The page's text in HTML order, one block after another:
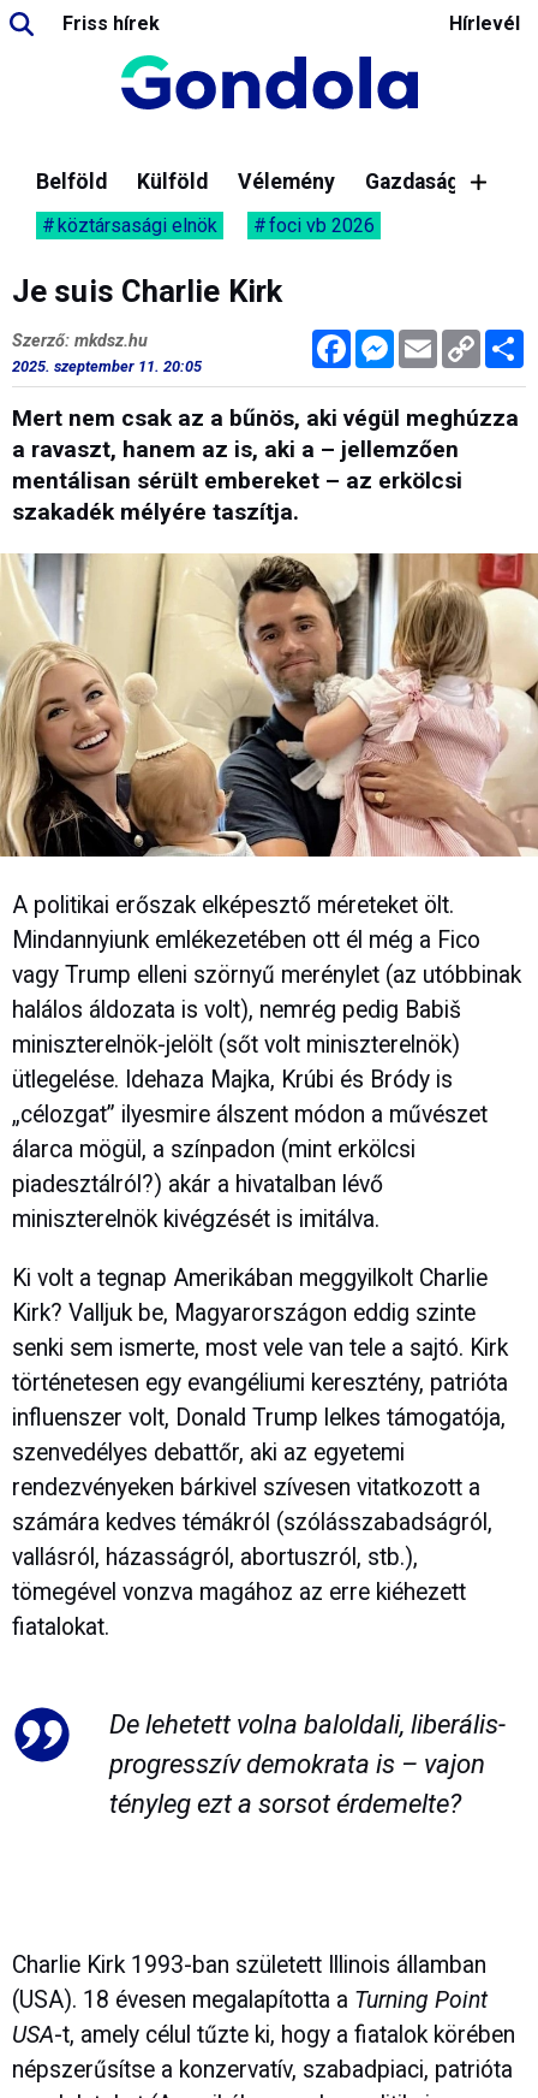
Friss hírek Hírlevél
Belföld Külföld Vélemény Gazdaság
köztársasági elnök foci vb 2026
Je suis Charlie Kirk
FacebookMessenger
Email Copy
Link
Szerző: mkdsz.hu
2025. szeptember 11. 20:05
Mert nem csak az a bűnös, aki végül meghúzza
a ravaszt, hanem az is, aki a – jellemzően
mentálisan sérült embereket – az erkölcsi
szakadék mélyére taszítja.
A politikai erőszak elképesztő méreteket ölt.
Mindannyiunk emlékezetében ott él még a Fico
vagy Trump elleni szörnyű merénylet (az utóbbinak
halálos áldozata is volt), nemrég pedig Babiš
miniszterelnök-jelölt (sőt volt miniszterelnök)
ütlegelése. Idehaza Majka, Krúbi és Bródy is
„célozgat” ilyesmire álszent módon a művészet
álarca mögül, a színpadon (mint erkölcsi
piadesztálról?) akár a hivatalban lévő
miniszterelnök kivégzését is imitálva.
Ki volt a tegnap Amerikában meggyilkolt Charlie
Kirk? Valljuk be, Magyarországon eddig szinte
senki sem ismerte, most vele van tele a sajtó. Kirk
történetesen egy evangéliumi keresztény, patrióta
influenszer volt, Donald Trump lelkes támogatója,
szenvedélyes debattőr, aki az egyetemi
rendezvényeken bárkivel szívesen vitatkozott a
számára kedves témákról (szólásszabadságról,
vallásról, házasságról, abortuszról, stb.),
tömegével vonzva magához az erre kiéhezett
fiatalokat.
De lehetett volna baloldali, liberális-
progresszív demokrata is – vajon
tényleg ezt a sorsot érdemelte?
Charlie Kirk 1993-ban született Illinois államban
(USA). 18 évesen megalapította a Turning Point
USA-t, amely célul tűzte ki, hogy a fiatalok körében
népszerűsítse a konzervatív, szabadpiaci, patrióta